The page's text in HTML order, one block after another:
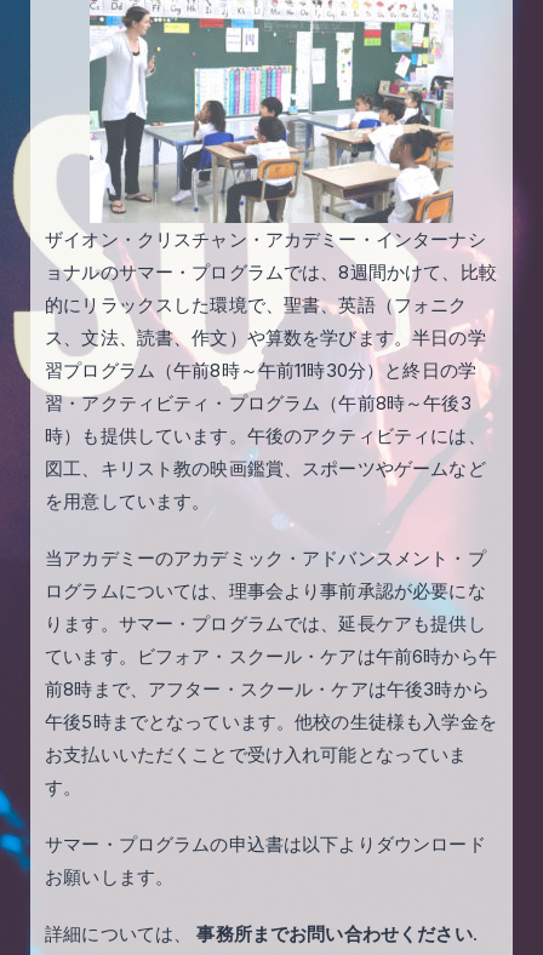
ザイオン・クリスチャン・アカデミー・インターナシ
ョナルのサマー・プログラムでは、8週間かけて、比較
的にリラックスした環境で、聖書、英語（フォニク
ス、文法、読書、作文）や算数を学びます。半日の学
習プログラム（午前8時～午前11時30分）と終日の学
習・アクティビティ・プログラム（午前8時～午後3
時）も提供しています。午後のアクティビティには、
図工、キリスト教の映画鑑賞、スポーツやゲームなど
を用意しています。
当アカデミーのアカデミック・アドバンスメント・プ
ログラムについては、理事会より事前承認が必要にな
ります。サマー・プログラムでは、延長ケアも提供し
ています。ビフォア・スクール・ケアは午前6時から午
前8時まで、アフター・スクール・ケアは午後3時から
午後5時までとなっています。他校の生徒様も入学金を
お支払いいただくことで受け入れ可能となっていま
す。
サマー・プログラムの申込書は以下よりダウンロード
お願いします。
詳細については、事務所までお問い合わせください.